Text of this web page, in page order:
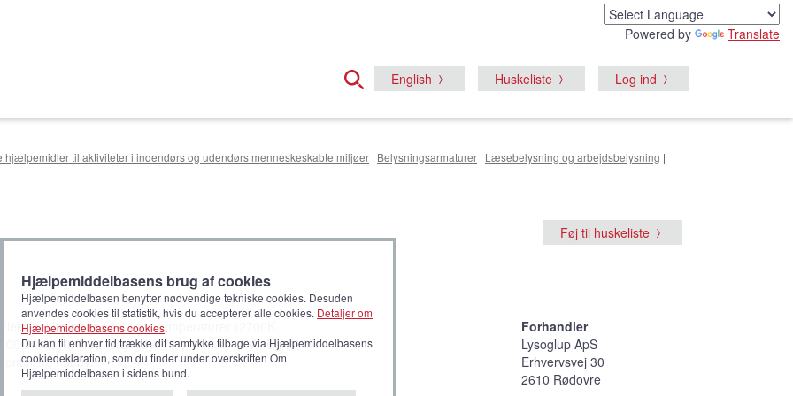
Powered by Translate
English Huskeliste Log ind
hjælpemidler til aktiviteter i indendørs og udendørs menneskeskabte miljøer | Belysningsarmaturer | Læsebelysning og arbejdsbelysning |
Føj til huskeliste
Fleksibel lampe med 3 farvetemperaturer (2700K,
4000K, 6000K). Armlængde: 72 cm. Max 13 W. Egnet til
kontor og hobby.
Forhandler
Lysoglup ApS
Erhvervsvej 30
2610 Rødovre
Hjælpemiddelbasens brug af cookies
Hjælpemiddelbasen benytter nødvendige tekniske cookies. Desuden
anvendes cookies til statistik, hvis du accepterer alle cookies. Detaljer om
Hjælpemiddelbasens cookies.
Du kan til enhver tid trække dit samtykke tilbage via Hjælpemiddelbasens
cookiedeklaration, som du finder under overskriften Om
Hjælpemiddelbasen i sidens bund.